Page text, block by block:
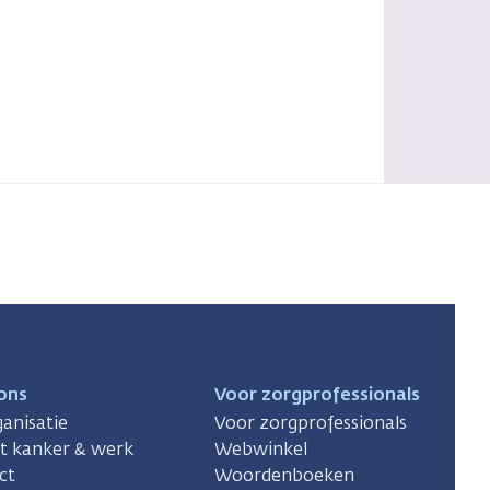
kanker & werk
Voor zorgprofessionals
Voor zorgprofessionals
Webwinkel
Woordenboeken